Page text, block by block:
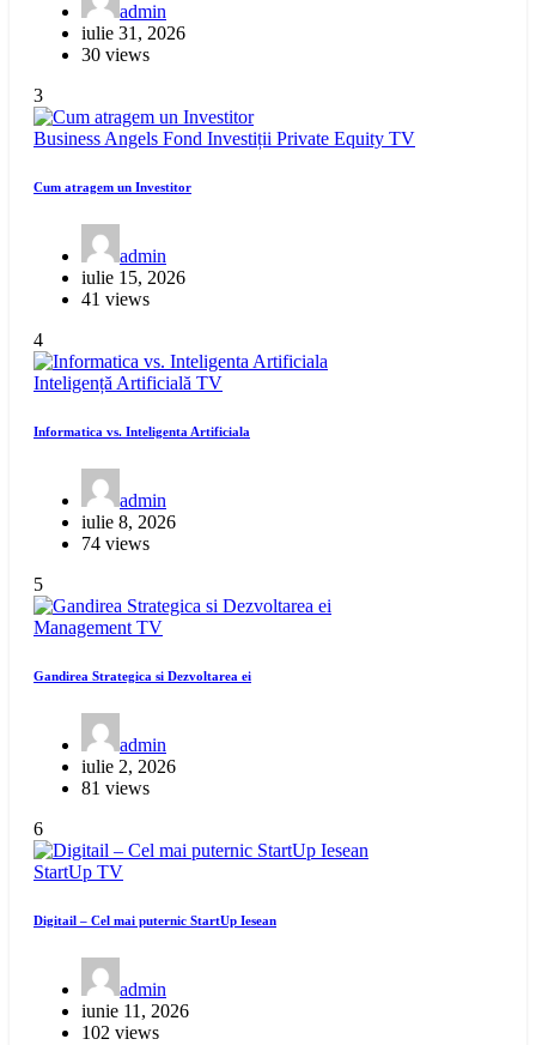
admin
iulie 31, 2026
30 views
3
Business Angels Fond Investiții Private Equity TV
Cum atragem un Investitor
admin
iulie 15, 2026
41 views
4
Inteligență Artificială TV
Informatica vs. Inteligenta Artificiala
admin
iulie 8, 2026
74 views
5
Management TV
Gandirea Strategica si Dezvoltarea ei
admin
iulie 2, 2026
81 views
6
StartUp TV
Digitail – Cel mai puternic StartUp Iesean
admin
iunie 11, 2026
102 views